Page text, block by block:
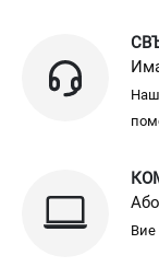
Вие